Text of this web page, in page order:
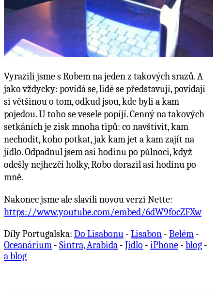
Vyrazili jsme s Robem na jeden z takových srazů. A
jako vždycky: povídá se, lidé se představují, povídají
si většinou o tom, odkud jsou, kde byli a kam
pojedou. U toho se vesele popíjí. Cenný na takových
setkáních je zisk mnoha tipů: co navštívit, kam
nechodit, koho potkat, jak kam jet a kam zajít na
jídlo. Odpadnul jsem asi hodinu po půlnoci, když
odešly nejhezčí holky, Robo dorazil asi hodinu po
mně.
Nakonec jsme ale slavili novou verzi Nette:
https://www.youtube.com/embed/6dW9focZFXw
Díly Portugalska: Do Lisabonu - Lisabon - Belém -
Oceanárium - Sintra, Arabida - Jídlo - iPhone - blog -
a blog